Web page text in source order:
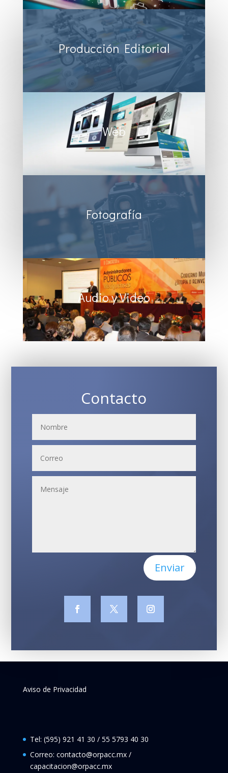
Producción Editorial
Web
Fotografía
Audio y Video
Contacto
Enviar
Aviso de Privacidad
Tel: (595) 921 41 30 / 55 5793 40 30
Correo: contacto@orpacc.mx /
capacitacion@orpacc.mx